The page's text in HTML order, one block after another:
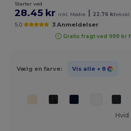
Starter ved
28.45 kr inkl. Mødre 22.76 kr
5.0 3 Anmeldelser
Gratis fragt ved 999 kr
Vælg en farve: Vis alle + 8
Hvid